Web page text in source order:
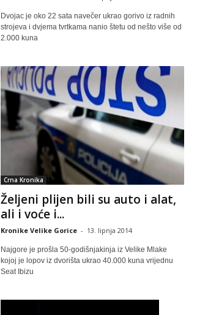
Dvojac je oko 22 sata navečer ukrao gorivo iz radnih
strojeva i dvjema tvrtkama nanio štetu od nešto više od
2.000 kuna
Crna Kronika
Željeni plijen bili su auto i alat,
ali i voće i...
Kronike Velike Gorice - 13. lipnja 2014
Najgore je prošla 50-godišnjakinja iz Velike Mlake
kojoj je lopov iz dvorišta ukrao 40.000 kuna vrijednu
Seat Ibizu